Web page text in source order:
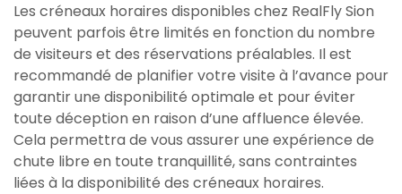
Les créneaux horaires disponibles chez RealFly Sion
peuvent parfois être limités en fonction du nombre
de visiteurs et des réservations préalables. Il est
recommandé de planifier votre visite à l’avance pour
garantir une disponibilité optimale et pour éviter
toute déception en raison d’une affluence élevée.
Cela permettra de vous assurer une expérience de
chute libre en toute tranquillité, sans contraintes
liées à la disponibilité des créneaux horaires.